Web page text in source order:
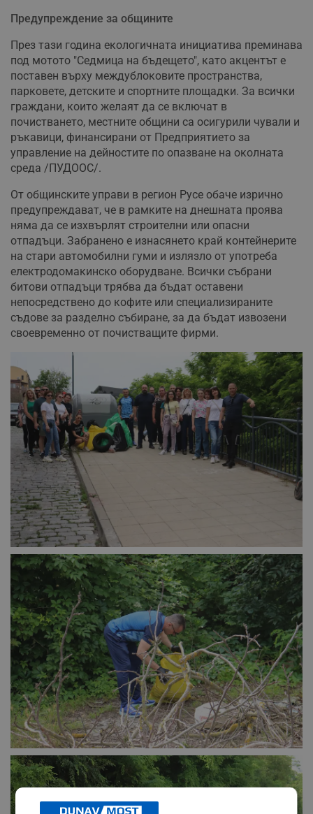
Предупреждение за общините
През тази година екологичната инициатива преминава
под мотото "Седмица на бъдещето", като акцентът е
поставен върху междублоковите пространства,
парковете, детските и спортните площадки. За всички
граждани, които желаят да се включат в
почистването, местните общини са осигурили чували и
ръкавици, финансирани от Предприятието за
управление на дейностите по опазване на околната
среда /ПУДООС/.
От общинските управи в регион Русе обаче изрично
предупреждават, че в рамките на днешната проява
няма да се изхвърлят строителни или опасни
отпадъци. Забранено е изнасянето край контейнерите
на стари автомобилни гуми и излязло от употреба
електродомакинско оборудване. Всички събрани
битови отпадъци трябва да бъдат оставени
непосредствено до кофите или специализираните
съдове за разделно събиране, за да бъдат извозени
своевременно от почистващите фирми.